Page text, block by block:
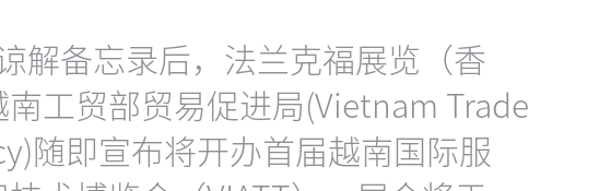
解备忘录后，法兰克福展览（香
工贸部贸易促进局(Vietnam Trade
随即宣布将开办首届越南国际服